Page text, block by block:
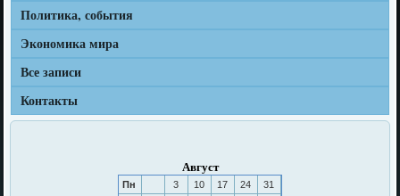
Политика, события
Экономика мира
Все записи
Контакты
Август
Пн 3 10 17 24
31